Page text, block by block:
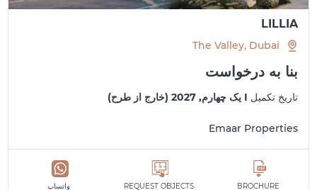
LILLIA
The Valley, Dubai
بنا به درخواست
تاریخ تکمیل I یک چهارم, 2027 (خارج از طرح)
Emaar Properties
BROCHURE
REQUEST OBJECTS واتساپ